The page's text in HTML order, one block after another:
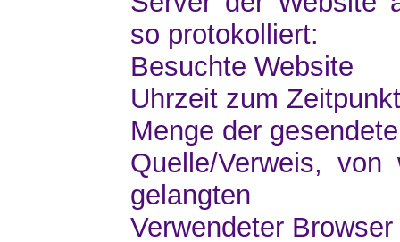
so protokolliert:
Besuchte Website
Uhrzeit zum
Menge der
Quelle/Verweis,
gelangten
Verwendeter Browser